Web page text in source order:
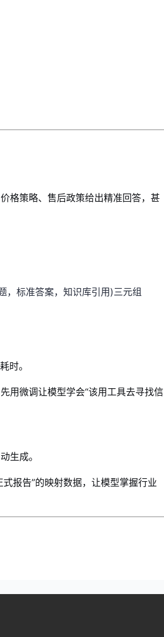
格策略、售后政策给出精准回答，甚
，标准答案，知识库引用)三元组
时。
用微调让模型学会“该用工具去寻找信
生成。
报告”的映射数据，让模型掌握行业